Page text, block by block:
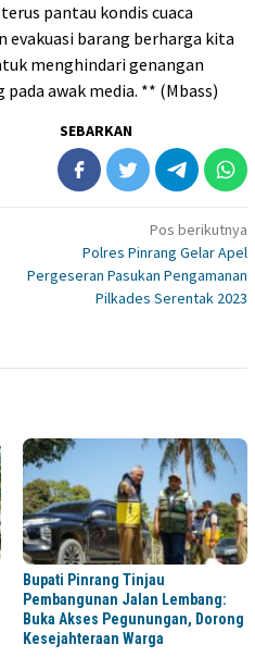
pantau kondis cuaca
evakuasi barang berharga kita
menghindari genangan
awak media. ** (Mbass)
SEBARKAN
Pos berikutnya
Polres Pinrang Gelar Apel
Pergeseran Pasukan Pengamanan
Pilkades Serentak 2023
Bupati Pinrang Tinjau
Pembangunan Jalan Lembang:
Buka Akses Pegunungan, Dorong
Kesejahteraan Warga